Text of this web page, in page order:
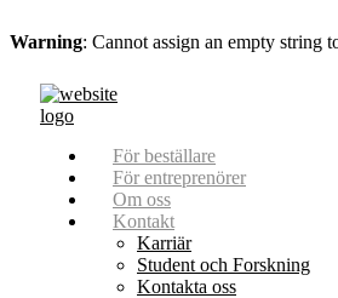
Warning: Cannot assign an empty string
För beställare
För entreprenörer
Om oss
Kontakt
Karriär
Student och Forskning
Kontakta oss